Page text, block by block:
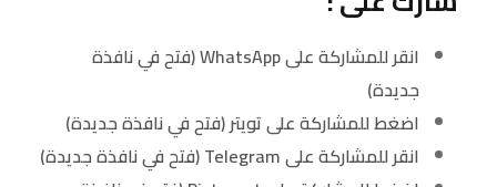
انقر للمشاركة على WhatsApp (فتح في نافذة
جديدة)
اضغط للمشاركة على تويتر (فتح في نافذة جديدة)
انقر للمشاركة على Telegram (فتح في نافذة جديدة)